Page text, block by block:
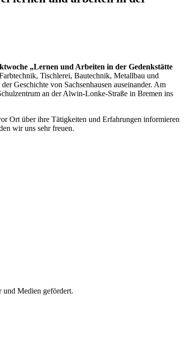
„Lernen und Arbeiten in der Gedenkstätte
Tischlerei, Bautechnik, Metallbau und
Geschichte von Sachsenhausen auseinander. Am
an der Alwin-Lonke-Straße in Bremen ins
Ort über ihre Tätigkeiten und Erfahrungen informieren
wir uns sehr freuen.
und Medien gefördert.